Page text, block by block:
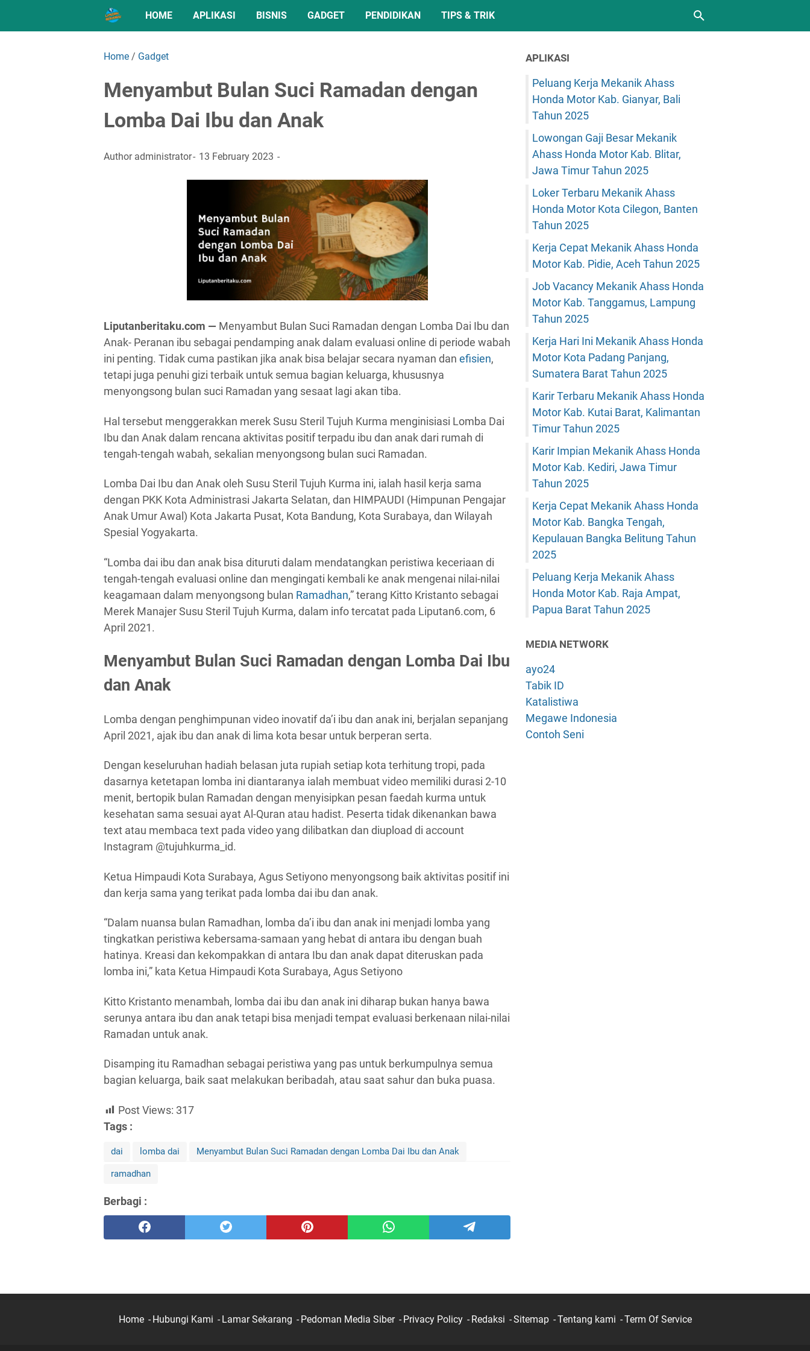
HOME APLIKASI BISNIS GADGET PENDIDIKAN TIPS & TRIK
Home / Gadget
Menyambut Bulan Suci Ramadan dengan
Lomba Dai Ibu dan Anak
Author administrator 13 February 2023
Liputanberitaku.com — Menyambut Bulan Suci Ramadan dengan Lomba Dai Ibu dan
Anak- Peranan ibu sebagai pendamping anak dalam evaluasi online di periode wabah
ini penting. Tidak cuma pastikan jika anak bisa belajar secara nyaman dan efisien,
tetapi juga penuhi gizi terbaik untuk semua bagian keluarga, khususnya
menyongsong bulan suci Ramadan yang sesaat lagi akan tiba.
Hal tersebut menggerakkan merek Susu Steril Tujuh Kurma menginisiasi Lomba Dai
Ibu dan Anak dalam rencana aktivitas positif terpadu ibu dan anak dari rumah di
tengah-tengah wabah, sekalian menyongsong bulan suci Ramadan.
Lomba Dai Ibu dan Anak oleh Susu Steril Tujuh Kurma ini, ialah hasil kerja sama
dengan PKK Kota Administrasi Jakarta Selatan, dan HIMPAUDI (Himpunan Pengajar
Anak Umur Awal) Kota Jakarta Pusat, Kota Bandung, Kota Surabaya, dan Wilayah
Spesial Yogyakarta.
“Lomba dai ibu dan anak bisa dituruti dalam mendatangkan peristiwa keceriaan di
tengah-tengah evaluasi online dan mengingati kembali ke anak mengenai nilai-nilai
keagamaan dalam menyongsong bulan Ramadhan,” terang Kitto Kristanto sebagai
Merek Manajer Susu Steril Tujuh Kurma, dalam info tercatat pada Liputan6.com, 6
April 2021.
Menyambut Bulan Suci Ramadan dengan Lomba Dai Ibu
dan Anak
Lomba dengan penghimpunan video inovatif da’i ibu dan anak ini, berjalan sepanjang
April 2021, ajak ibu dan anak di lima kota besar untuk berperan serta.
Dengan keseluruhan hadiah belasan juta rupiah setiap kota terhitung tropi, pada
dasarnya ketetapan lomba ini diantaranya ialah membuat video memiliki durasi 2-10
menit, bertopik bulan Ramadan dengan menyisipkan pesan faedah kurma untuk
kesehatan sama sesuai ayat Al-Quran atau hadist. Peserta tidak dikenankan bawa
text atau membaca text pada video yang dilibatkan dan diupload di account
Instagram @tujuhkurma_id.
Ketua Himpaudi Kota Surabaya, Agus Setiyono menyongsong baik aktivitas positif ini
dan kerja sama yang terikat pada lomba dai ibu dan anak.
“Dalam nuansa bulan Ramadhan, lomba da’i ibu dan anak ini menjadi lomba yang
tingkatkan peristiwa kebersama-samaan yang hebat di antara ibu dengan buah
hatinya. Kreasi dan kekompakkan di antara Ibu dan anak dapat diteruskan pada
lomba ini,” kata Ketua Himpaudi Kota Surabaya, Agus Setiyono
Kitto Kristanto menambah, lomba dai ibu dan anak ini diharap bukan hanya bawa
serunya antara ibu dan anak tetapi bisa menjadi tempat evaluasi berkenaan nilai-nilai
Ramadan untuk anak.
Disamping itu Ramadhan sebagai peristiwa yang pas untuk berkumpulnya semua
bagian keluarga, baik saat melakukan beribadah, atau saat sahur dan buka puasa.
Post Views: 317
Tags :
dai lomba dai Menyambut Bulan Suci Ramadan dengan Lomba Dai Ibu dan Anak
ramadhan
Berbagi :
APLIKASI
Peluang Kerja Mekanik Ahass
Honda Motor Kab. Gianyar, Bali
Tahun 2025
Lowongan Gaji Besar Mekanik
Ahass Honda Motor Kab. Blitar,
Jawa Timur Tahun 2025
Loker Terbaru Mekanik Ahass
Honda Motor Kota Cilegon, Banten
Tahun 2025
Kerja Cepat Mekanik Ahass Honda
Motor Kab. Pidie, Aceh Tahun 2025
Job Vacancy Mekanik Ahass Honda
Motor Kab. Tanggamus, Lampung
Tahun 2025
Kerja Hari Ini Mekanik Ahass Honda
Motor Kota Padang Panjang,
Sumatera Barat Tahun 2025
Karir Terbaru Mekanik Ahass Honda
Motor Kab. Kutai Barat, Kalimantan
Timur Tahun 2025
Karir Impian Mekanik Ahass Honda
Motor Kab. Kediri, Jawa Timur
Tahun 2025
Kerja Cepat Mekanik Ahass Honda
Motor Kab. Bangka Tengah,
Kepulauan Bangka Belitung Tahun
2025
Peluang Kerja Mekanik Ahass
Honda Motor Kab. Raja Ampat,
Papua Barat Tahun 2025
MEDIA NETWORK
ayo24
Tabik ID
Katalistiwa
Megawe Indonesia
Contoh Seni
Home Hubungi Kami Lamar Sekarang Pedoman Media Siber Privacy Policy Redaksi Sitemap Tentang kami Term Of Service